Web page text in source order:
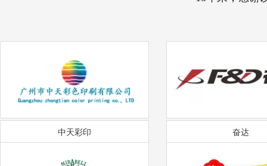
中天彩印 奋达